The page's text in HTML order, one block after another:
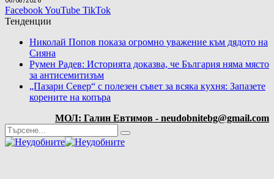
FacebookYouTube TikTok
Тенденции
Николай Попов показа огромно уважение към дядото на
Сияна
Румен Радев: Историята доказва, че България няма място
за антисемитизъм
„Пазари Север“ с полезен съвет за всяка кухня: Запазете
корените на копъра
МОЛ: Галин Евтимов - neudobnitebg@gmail.com